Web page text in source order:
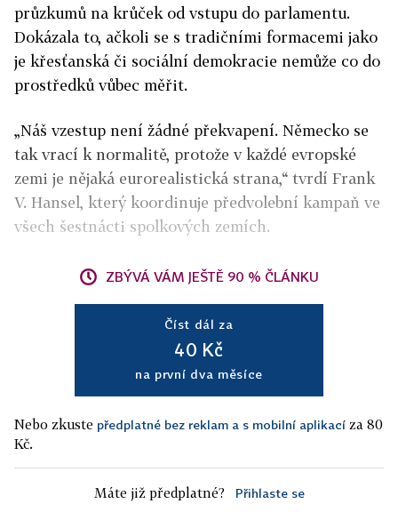
průzkumů na krůček od vstupu do parlamentu.
Dokázala to, ačkoli se s tradičními formacemi jako
je křesťanská či sociální demokracie nemůže co do
prostředků vůbec měřit.
„Náš vzestup není žádné překvapení. Německo se
tak vrací k normalitě, protože v každé evropské
zemi je nějaká eurorealistická strana,“ tvrdí Frank
V. Hansel, který koordinuje předvolební kampaň ve
všech šestnácti spolkových zemích.
ZBÝVÁ VÁM JEŠTĚ 90 % ČLÁNKU
Číst dál za
40 Kč
na první dva měsíce
Nebo zkuste předplatné bez reklam a s mobilní aplikací za 80
Kč.
Máte již předplatné? Přihlaste se